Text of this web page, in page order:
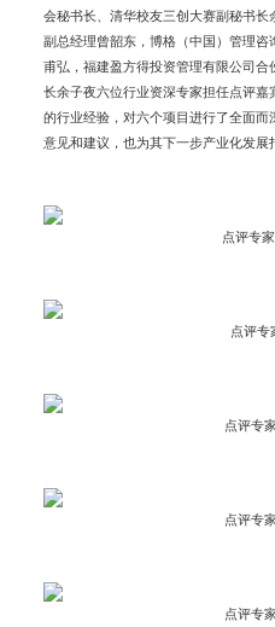
会秘书长、清华校友三创大赛副秘书
副总经理曾韶东，博格（中国）管理
甫弘，福建盈方得投资管理有限公司
长余子夜六位行业资深专家担任点评
的行业经验，对六个项目进行了全面
意见和建议，也为其下一步产业化发展
点评专
点评专
点评专
点评专
点评专